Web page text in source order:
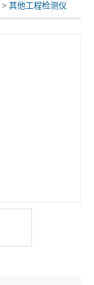
>其他工程检测仪